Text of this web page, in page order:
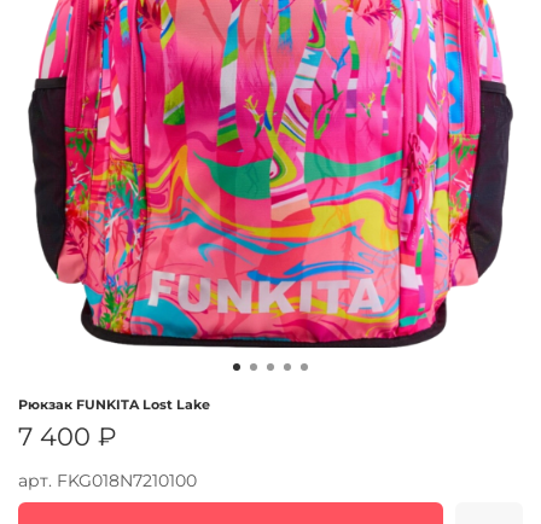
арт. FKG018N7210100
Рюкзак FUNKITA Lost Lake
7 400 ₽